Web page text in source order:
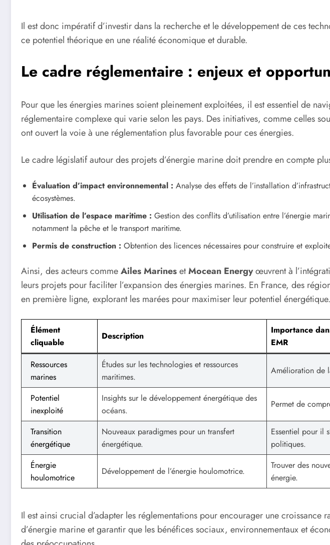
Il est donc impératif d’investir dans la recherche et le développement de ces
ce potentiel théorique en une réalité économique et durable.
Le cadre réglementaire : enjeux et
Pour que les énergies marines soient pleinement exploitées, il est essentiel de
réglementaire complexe qui varie selon les pays. Des initiatives, comme celles
ont ouvert la voie à une réglementation plus favorable pour ces énergies.
Le cadre législatif autour des projets d’énergie marine doit prendre en compte
Évaluation d’impact environnemental : Analyse des effets de l’installation
écosystèmes.
Utilisation de l’espace maritime : Gestion des conflits d’utilisation entre l’énergie
notamment la pêche et le transport maritime.
Permis de construction : Obtention des licences nécessaires pour construire et
Ainsi, des acteurs commeAiles MarinesetMocean Energyœuvrent à
leurs projets pour faciliter l’expansion des énergies marines. En France, des
en première ligne, explorant les marées pour maximiser leur potentiel énergétique.
Élément
cliquable
Description
Importance
EMR
Ressources
marines
Études sur les technologies et ressources
maritimes.
Amélioration de
Potentiel
inexploité
Insights sur le développement énergétique des
océans.
Permet de
Transition
énergétique
Nouveaux paradigmes pour un transfert
énergétique.
Essentiel pour il
politiques.
Énergie
houlomotrice
Développement de l’énergie houlomotrice.
Trouver des
énergie.
Il est ainsi crucial d’adapter les réglementations pour encourager une croissance
d’énergie marine et garantir que les bénéfices sociaux, environnementaux et